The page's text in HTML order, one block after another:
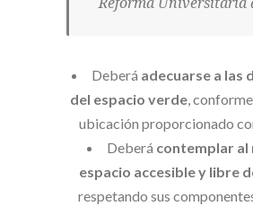
Deberá adecuarse a las
del espacio verde,
ubicación proporcionado
Deberá contemplar al
espacio accesible y libre
respetando sus